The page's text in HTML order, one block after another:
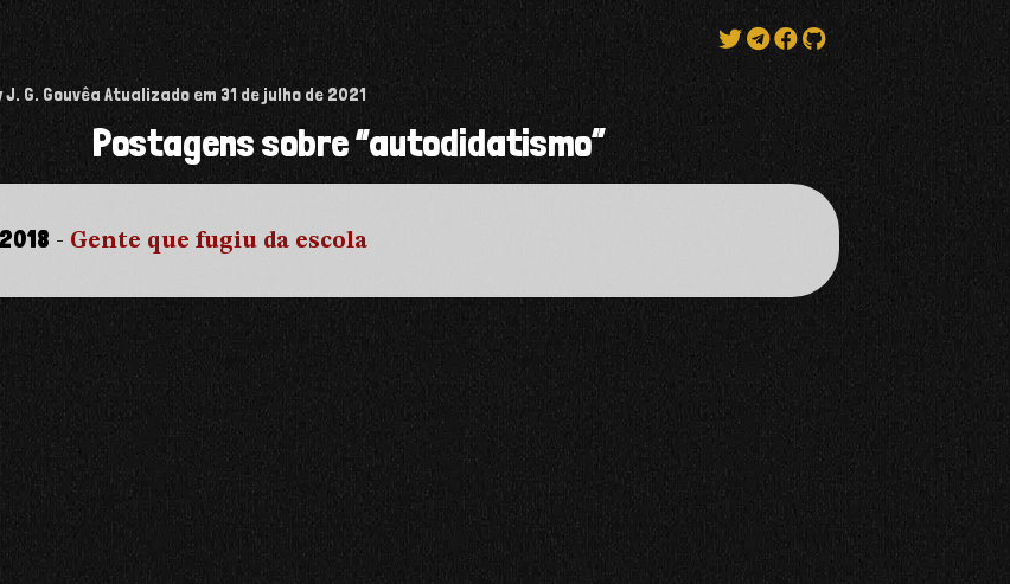
J. G. Gouvêa Atualizado em31 de julho de 2021
Postagens sobre “autodidatismo”
- Gente que fugiu da escola